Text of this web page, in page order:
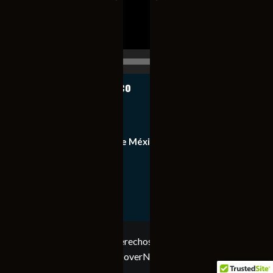
Notiexpress de México
Equipo de Notiexpress de México
Copyright © Todos los derechos reservados. Notiexpress
CoverNews